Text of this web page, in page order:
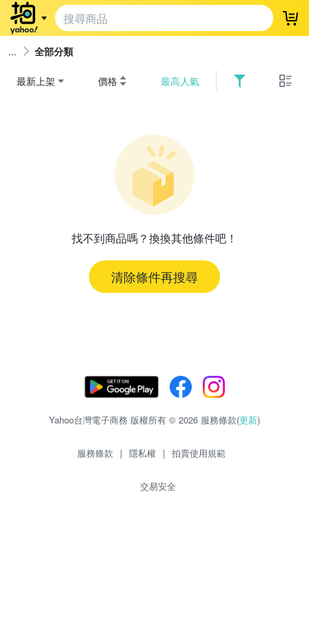
登
全部分類
最新上架 價格 最高人氣
找不到商品嗎？換換其他條件吧！
清除條件再搜尋
Yahoo台灣電子商務 版權所有 © 2026 服務條款(更新)
服務條款 | 隱私權 | 拍賣使用規範
交易安全